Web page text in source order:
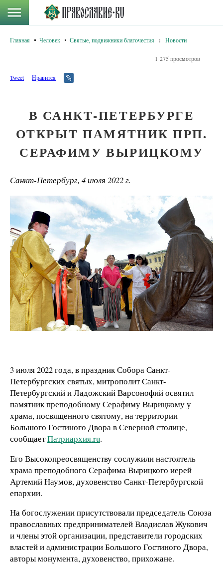
Главная Человек Святые, подвижники благочестия : Новости
1 275 просмотров
Tweet Нравится
В САНКТ-ПЕТЕРБУРГЕ
ОТКРЫТ ПАМЯТНИК ПРП.
СЕРАФИМУ ВЫРИЦКОМУ
Санкт-Петербург, 4 июля 2022 г.
3 июля 2022 года, в праздник Собора Санкт-
Петербургских святых, митрополит Санкт-
Петербургский и Ладожский Варсонофий освятил
памятник преподобному Серафиму Вырицкому у
храма, посвященного святому, на территории
Большого Гостиного Двора в Северной столице,
сообщаетПатриархия.ru.
Его Высокопреосвященству сослужили настоятель
храма преподобного Серафима Вырицкого иерей
Артемий Наумов, духовенство Санкт-Петербургской
епархии.
На богослужении присутствовали председатель Союза
православных предпринимателей Владислав Жукович
и члены этой организации, представители городских
властей и администрации Большого Гостиного Двора,
авторы монумента, духовенство, прихожане.